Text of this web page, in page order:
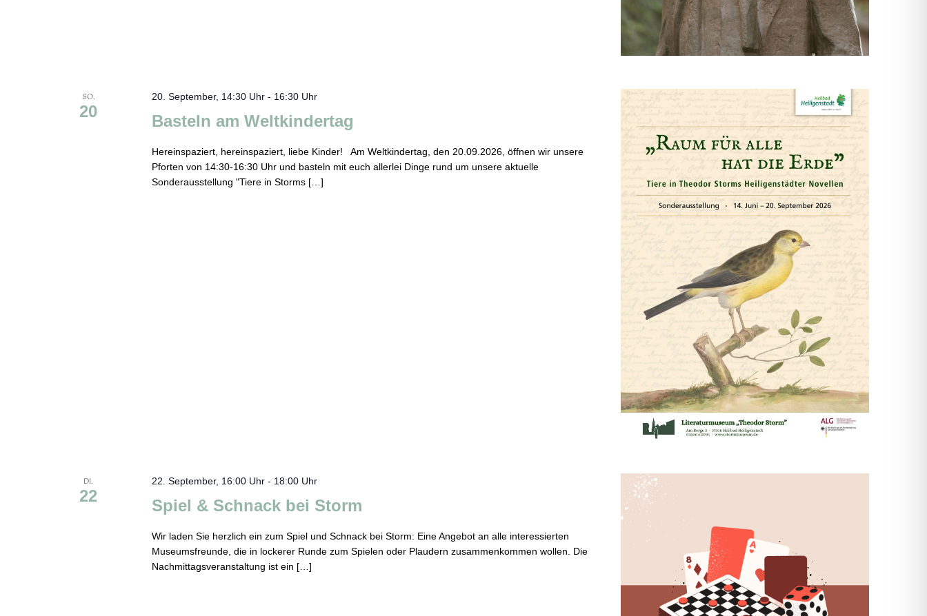
SO.
20
20. September, 14:30 Uhr- 16:30 Uhr
Basteln am Weltkindertag
Hereinspaziert, hereinspaziert, liebe Kinder! Am Weltkindertag, den 20.09.2026, öffnen wir unsere
Pforten von 14:30-16:30 Uhr und basteln mit euch allerlei Dinge rund um unsere aktuelle
Sonderausstellung "Tiere in Storms […]
DI.
22
22. September, 16:00 Uhr- 18:00 Uhr
Spiel & Schnack bei Storm
Wir laden Sie herzlich ein zum Spiel und Schnack bei Storm: Eine Angebot an alle interessierten
Museumsfreunde, die in lockerer Runde zum Spielen oder Plaudern zusammenkommen wollen. Die
Nachmittagsveranstaltung ist ein […]